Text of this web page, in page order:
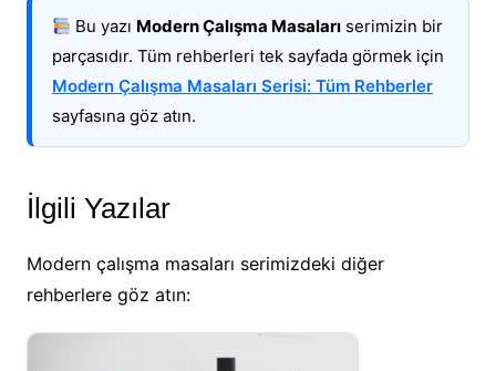
Bu yazı Modern Çalışma Masaları serimizin bir
parçasıdır. Tüm rehberleri tek sayfada görmek için
Modern Çalışma Masaları Serisi: Tüm Rehberler
sayfasına göz atın.
İlgili Yazılar
Modern çalışma masaları serimizdeki diğer
rehberlere göz atın: